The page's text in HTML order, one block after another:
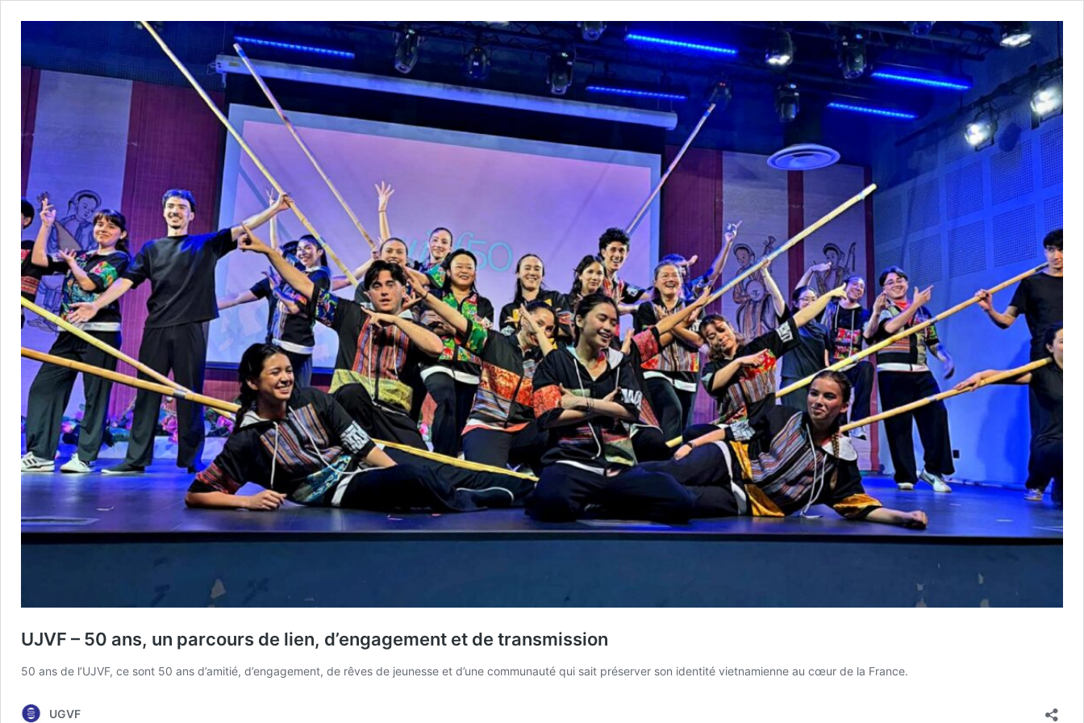
UJVF – 50 ans, un parcours de lien, d’engagement et de transmission
50 ans de l’UJVF, ce sont 50 ans d’amitié, d’engagement, de rêves de jeunesse et d’une communauté qui sait préserver son identité vietnamienne au cœur de la France.
UGVF